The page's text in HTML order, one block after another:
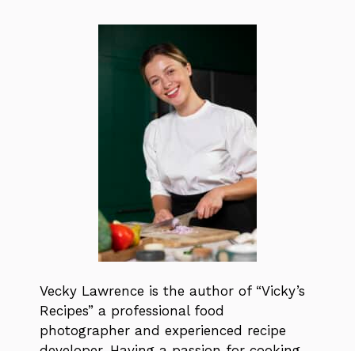
Vecky Lawrence is the author of “Vicky’s
Recipes” a professional food
photographer and experienced recipe